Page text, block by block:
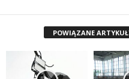
POWIĄZANE